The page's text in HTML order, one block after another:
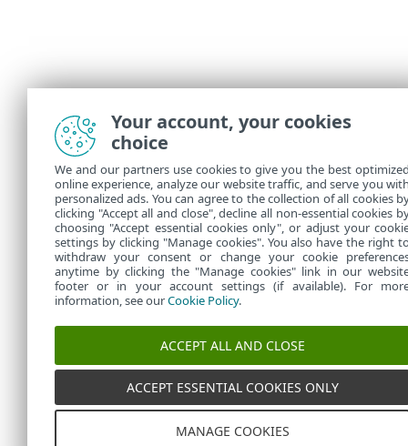
Your account, your cookies
choice
We and our partners use cookies to give you the best
online experience, analyze our website traffic, and serve you
personalized ads. You can agree to the collection of all cookies
clicking "Accept all and close", decline all non-essential cookies
choosing "Accept essential cookies only", or adjust your
settings by clicking "Manage cookies". You also have the right
withdraw your consent or change your cookie
anytime by clicking the "Manage cookies" link in our
footer or in your account settings (if available). For
information, see ourCookie Policy.
ACCEPT ALL AND CLOSE
ACCEPT ESSENTIAL COOKIES ONLY
MANAGE COOKIES